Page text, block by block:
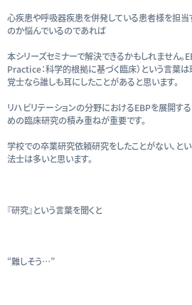
心疾患や呼吸器疾患を併発している患者様を担当
のか悩んでいるのであれば
本シリーズセミナーで解決できるかもしれません
Practice：科学的根拠に基づく臨床）という言葉
覚士なら誰しも耳にしたことがあると思います。
リハビリテーションの分野におけるEBPを展開す
めの臨床研究の積み重ねが重要です。
学校での卒業研究依頼研究をしたことがない、と
法士は多いと思います。
『研究』という言葉を聞くと
“難しそう…”